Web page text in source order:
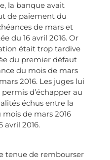
la banque avait
de paiement du
de mars et
du 16 avril 2016. Or
était trop tardive
du premier défaut
du mois de mars
2016. Les juges lui
d’échapper au
échus entre la
de mars 2016
avril 2016.
tenue de rembourser